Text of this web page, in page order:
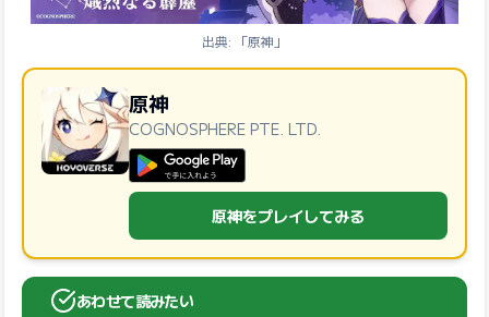
出典: 「原神」
原神
COGNOSPHERE PTE. LTD.
GooglePlayで手に入れよう
原神をプレイしてみる
あわせて読みたい